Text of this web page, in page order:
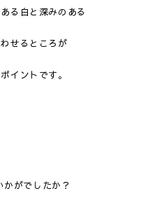
る白と深みのある
せるところが
イントです。
かがでしたか？